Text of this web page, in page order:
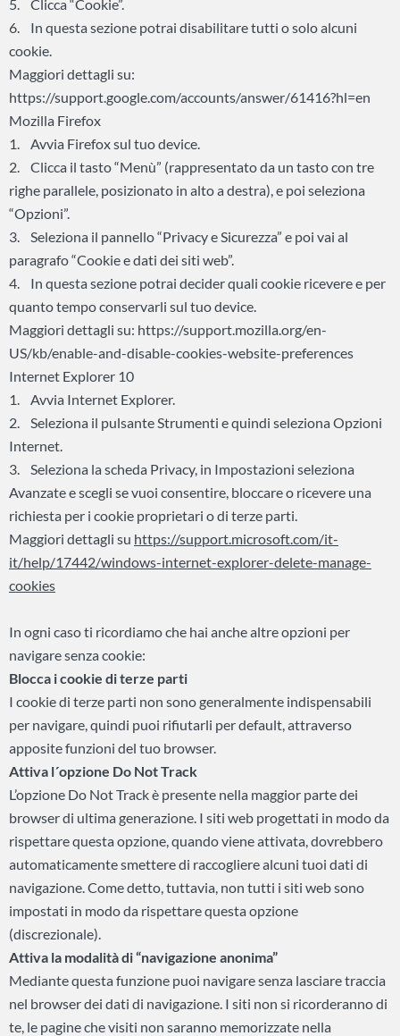
5. Clicca “Cookie”.
6. In questa sezione potrai disabilitare tutti o solo alcuni
cookie.
Maggiori dettagli su:
https://support.google.com/accounts/answer/61416?hl=en
Mozilla Firefox
1. Avvia Firefox sul tuo device.
2. Clicca il tasto “Menù” (rappresentato da un tasto con tre
righe parallele, posizionato in alto a destra), e poi seleziona
“Opzioni”.
3. Seleziona il pannello “Privacy e Sicurezza” e poi vai al
paragrafo “Cookie e dati dei siti web”.
4. In questa sezione potrai decider quali cookie ricevere e per
quanto tempo conservarli sul tuo device.
Maggiori dettagli su: https://support.mozilla.org/en-
US/kb/enable-and-disable-cookies-website-preferences
Internet Explorer 10
1. Avvia Internet Explorer.
2. Seleziona il pulsante Strumenti e quindi seleziona Opzioni
Internet.
3. Seleziona la scheda Privacy, in Impostazioni seleziona
Avanzate e scegli se vuoi consentire, bloccare o ricevere una
richiesta per i cookie proprietari o di terze parti.
Maggiori dettagli su https://support.microsoft.com/it-
it/help/17442/windows-internet-explorer-delete-manage-
cookies
In ogni caso ti ricordiamo che hai anche altre opzioni per
navigare senza cookie:
Blocca i cookie di terze parti
I cookie di terze parti non sono generalmente indispensabili
per navigare, quindi puoi rifiutarli per default, attraverso
apposite funzioni del tuo browser.
Attiva l´opzione Do Not Track
L’opzione Do Not Track è presente nella maggior parte dei
browser di ultima generazione. I siti web progettati in modo da
rispettare questa opzione, quando viene attivata, dovrebbero
automaticamente smettere di raccogliere alcuni tuoi dati di
navigazione. Come detto, tuttavia, non tutti i siti web sono
impostati in modo da rispettare questa opzione
(discrezionale).
Attiva la modalità di “navigazione anonima”
Mediante questa funzione puoi navigare senza lasciare traccia
nel browser dei dati di navigazione. I siti non si ricorderanno di
te, le pagine che visiti non saranno memorizzate nella